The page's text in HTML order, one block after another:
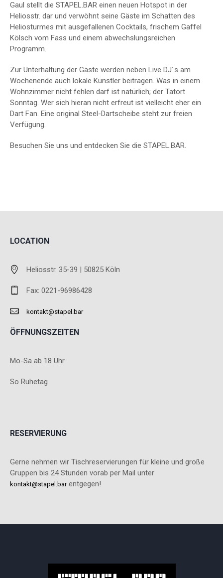
Gaul stellt die STAPEL.BAR einen neuen Hotspot in der
Heliosstr. dar und verwöhnt seine Gäste im Schatten des
Heliosturmes mit ausgefallenen Cocktails, frischem Gaffel
Kölsch vom Fass und einem abwechslungsreichen
Programm.
Zur Unterhaltung der Gäste werden neben Live DJ´s am
Wochenende auch lokale Künstler beitragen. Was in einem
Wohnzimmer nicht fehlen darf ist natürlich; der Tatort
Sonntag. Wer sich hieran nicht erfreut ist vielleicht eher ein
Dart Fan. Eine original Steel-Dartscheibe steht zur freien
Verfügung.
Besuchen Sie uns und entdecken Sie die STAPEL.BAR.
LOCATION
Heliosstr. 35-39 | 50825 Köln
Fax: 0221-96986428
kontakt@stapel.bar
ÖFFNUNGSZEITEN
Mo-Sa ab 18 Uhr
So Ruhetag
RESERVIERUNG
Gerne nehmen wir Tischreservierungen für kleine und große
Gruppen bis 24 Stunden vorab per Mail unter
kontakt@stapel.barentgegen!